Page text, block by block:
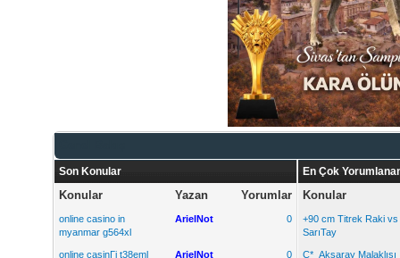
Son Konular
Konular Yazan Yorumlar
online casino in
myanmar g564xl
ArielNot 0
online casinГі t38eml ArielNot 0
En Çok
Konular
+90 cm Titrek Raki vs
SarıTay
C*_Aksaray